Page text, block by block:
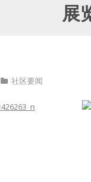
展
社区要闻